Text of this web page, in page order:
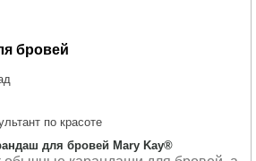
бровей
по красоте
для бровей Mary Kay®